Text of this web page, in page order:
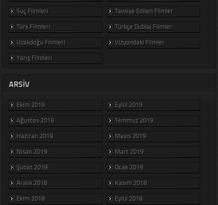
Suç Filmleri
Tavsiye Edilen Filmler
Türk Filmleri
Türkçe Dublaj Filmler
Uzakdoğu Filmleri
Vizyondaki Filmler
Yarış Filmleri
ARSIV
Ekim 2019
Eylül 2019
Ağustos 2019
Temmuz 2019
Haziran 2019
Mayıs 2019
Nisan 2019
Mart 2019
Şubat 2019
Ocak 2019
Aralık 2018
Kasım 2018
Ekim 2018
Eylül 2018